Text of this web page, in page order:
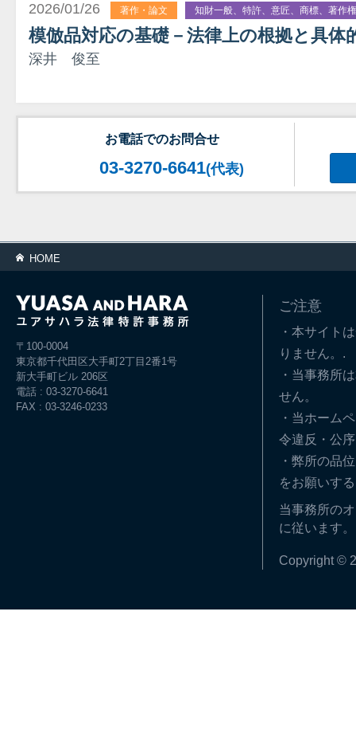
2026/01/26 著作・論文 知財一般、特許、意匠、商標、著作
模倣品対応の基礎－法律上の根拠と具体
深井 俊至
お電話でのお問合せ
03-3270-6641(代表)
HOME
〒100-0004
東京都千代田区大手町2丁目2番1号
新大手町ビル 206区
電話 : 03-3270-6641
FAX : 03-3246-0233
ご注意
・本サイト
りません。.
・当事務所
せん。
・当ホーム
令違反・公
・弊所の品
をお願いす
当事務所の
に従います。
Copyright ©